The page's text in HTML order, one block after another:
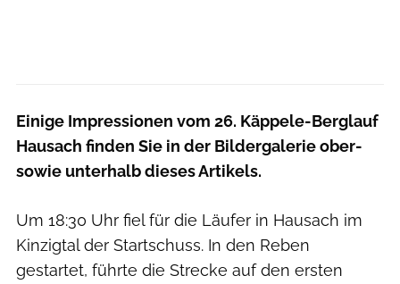
Einige Impressionen vom 26. Käppele-Berglauf
Hausach finden Sie in der Bildergalerie ober-
sowie unterhalb dieses Artikels.
Um 18:30 Uhr fiel für die Läufer in Hausach im
Kinzigtal der Startschuss. In den Reben
gestartet, führte die Strecke auf den ersten